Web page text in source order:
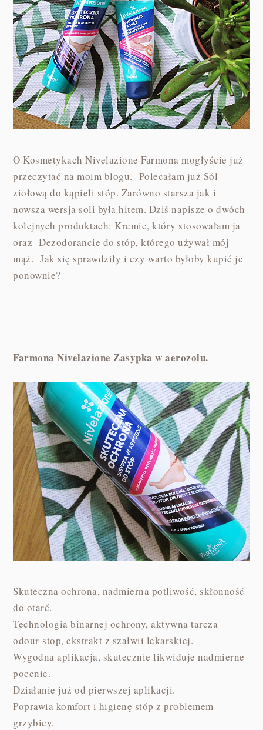
O Kosmetykach Nivelazione Farmona mogłyście już
przeczytać na moim blogu. Polecałam już Sól
ziołową do kąpieli stóp. Zarówno starsza jak i
nowsza wersja soli była hitem. Dziś napisze o dwóch
kolejnych produktach: Kremie, który stosowałam ja
oraz Dezodorancie do stóp, którego używał mój
mąż. Jak się sprawdziły i czy warto byłoby kupić je
ponownie?
Farmona Nivelazione Zasypka w aerozolu.
Skuteczna ochrona, nadmierna potliwość, skłonność
do otarć.
Technologia binarnej ochrony, aktywna tarcza
odour-stop, ekstrakt z szałwii lekarskiej.
Wygodna aplikacja, skutecznie likwiduje nadmierne
pocenie.
Działanie już od pierwszej aplikacji.
Poprawia komfort i higienę stóp z problemem
grzybicy.